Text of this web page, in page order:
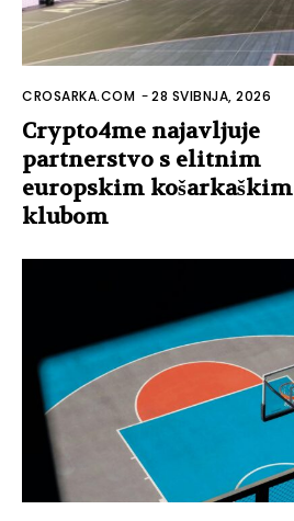
CROSARKA.COM -28 SVIBNJA, 2026
Crypto4me najavljuje
partnerstvo s elitnim
europskim košarkaškim
klubom